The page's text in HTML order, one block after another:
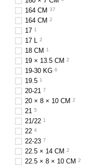
164 CM 37
164 СM 2
17 1
17 L 2
18 СM 1
19 × 13.5 СM 2
19-30 KG 6
19.5 1
20-21 7
20 × 8 × 10 CM 2
21 5
21/22 1
22 4
22-23 7
22.5 × 14 СM 2
22.5 × 8 × 10 CM 2